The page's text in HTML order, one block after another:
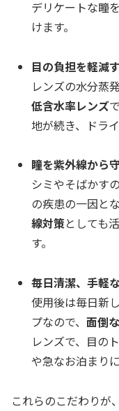
デリケートな瞳
けます。
目の負担を軽減
レンズの水分蒸
低含水率レンズ
地が続き、ドラ
瞳を紫外線から
シミやそばかす
の疾患の一因と
線対策としても
す。
毎日清潔、手軽
使用後は毎日新
プなので、面倒
レンズで、目の
や急なお泊まり
これらのこだわりが